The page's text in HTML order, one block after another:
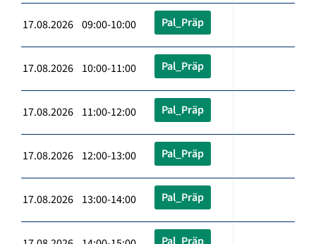
17.08.2026 09:00-10:00 Pal_Präp
17.08.2026 10:00-11:00 Pal_Präp
17.08.2026 11:00-12:00 Pal_Präp
17.08.2026 12:00-13:00 Pal_Präp
17.08.2026 13:00-14:00 Pal_Präp